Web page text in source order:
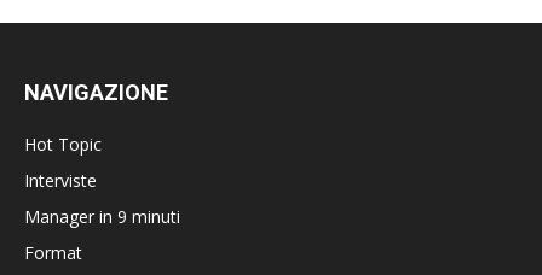
NAVIGAZIONE
Hot Topic
Interviste
Manager in 9 minuti
Format